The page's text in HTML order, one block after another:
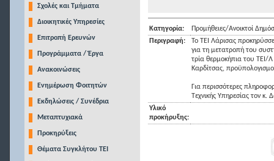
Σχολές και Τμήματα
Διοικητικές Υπηρεσίες
Επιτροπή Ερευνών
Προγράμματα / Έργα
Ανακοινώσεις
Ενημέρωση Φοιτητών
Εκδηλώσεις / Συνέδρια
Μεταπτυχιακά
Προκηρύξεις
Θέματα Συγκλήτου ΤΕΙ
Κατηγορία:
Προμήθειες/Ανοικτοί
Περιγραφή:
Το ΤΕΙ Λάρισας
για τη μετατροπή του
τρία θερμοκήπια του ΤΕΙ/
Καρδίτσας,
Για περισσότερες
Τεχνικής Υπηρεσίας τον κ.
Υλικό
προκήρυξης: